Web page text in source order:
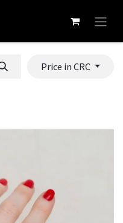
Price in CRC